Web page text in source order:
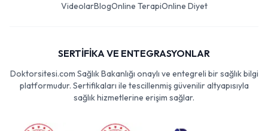
VideolarBlogOnline TerapiOnline Diyet
SERTİFİKA VE ENTEGRASYONLAR
Doktorsitesi.com Sağlık Bakanlığı onaylı ve entegreli bir sağlık bilgi
platformudur. Sertifikaları ile tescillenmiş güvenilir altyapısıyla
sağlık hizmetlerine erişim sağlar.